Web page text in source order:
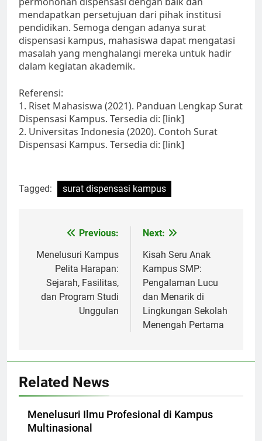
mendapatkan persetujuan dari pihak institusi
pendidikan. Semoga dengan adanya surat
dispensasi kampus, mahasiswa dapat mengatasi
masalah yang menghalangi mereka untuk hadir
dalam kegiatan akademik.
Referensi:
1. Riset Mahasiswa (2021). Panduan Lengkap Surat
Dispensasi Kampus. Tersedia di: [link]
2. Universitas Indonesia (2020). Contoh Surat
Dispensasi Kampus. Tersedia di: [link]
Tagged: surat dispensasi kampus
navigation
Previous:
Menelusuri Kampus
Pelita Harapan:
Sejarah, Fasilitas,
dan Program Studi
Unggulan
Next:
Kisah Seru Anak
Kampus SMP:
Pengalaman Lucu
dan Menarik di
Lingkungan Sekolah
Menengah Pertama
Related News
Menelusuri Ilmu Profesional di Kampus
Multinasional